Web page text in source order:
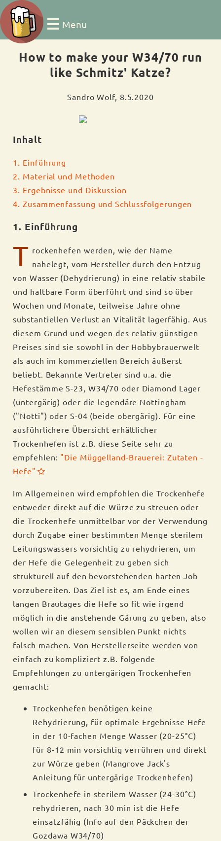
Menu
How to make your W34/70 run
like Schmitz' Katze?
Sandro Wolf, 8.5.2020
Inhalt
1. Einführung
2. Material und Methoden
3. Ergebnisse und Diskussion
4. Zusammenfassung und Schlussfolgerungen
1. Einführung
T rockenhefen werden, wie der Name
nahelegt, vom Hersteller durch den Entzug
von Wasser (Dehydrierung) in eine relativ stabile
und haltbare Form überführt und sind so über
Wochen und Monate, teilweise Jahre ohne
substantiellen Verlust an Vitalität lagerfähig. Aus
diesem Grund und wegen des relativ günstigen
Preises sind sie sowohl in der Hobbybrauerwelt
als auch im kommerziellen Bereich äußerst
beliebt. Bekannte Vertreter sind u.a. die
Hefestämme S-23, W34/70 oder Diamond Lager
(untergärig) oder die legendäre Nottingham
("Notti") oder S-04 (beide obergärig). Für eine
ausführlichere Übersicht erhältlicher
Trockenhefen ist z.B. diese Seite sehr zu
empfehlen: "Die Müggelland-Brauerei: Zutaten -
Hefe"
Im Allgemeinen wird empfohlen die Trockenhefe
entweder direkt auf die Würze zu streuen oder
die Trockenhefe unmittelbar vor der Verwendung
durch Zugabe einer bestimmten Menge sterilem
Leitungswassers vorsichtig zu rehydrieren, um
der Hefe die Gelegenheit zu geben sich
strukturell auf den bevorstehenden harten Job
vorzubereiten. Das Ziel ist es, am Ende eines
langen Brautages die Hefe so fit wie irgend
möglich in die anstehende Gärung zu geben, also
wollen wir an diesem sensiblen Punkt nichts
falsch machen. Von Herstellerseite werden von
einfach zu kompliziert z.B. folgende
Empfehlungen zu untergärigen Trockenhefen
gemacht:
Trockenhefen benötigen keine
Rehydrierung, für optimale Ergebnisse Hefe
in der 10-fachen Menge Wasser (20-25°C)
für 8-12 min vorsichtig verrühren und direkt
zur Würze geben (Mangrove Jack's
Anleitung für untergärige Trockenhefen)
Trockenhefe in sterilem Wasser (24-30°C)
rehydrieren, nach 30 min ist die Hefe
einsatzfähig (Info auf den Päckchen der
Gozdawa W34/70)